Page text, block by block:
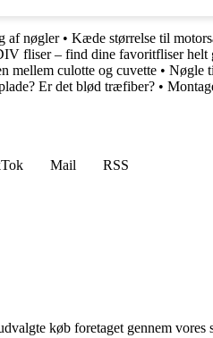
af nøgler• Kæde størrelse til
fliser – find dine favoritfliser helt
mellem culotte og cuvette • Nøgle
Er det blød træfiber? •
Mail
RSS
køb foretaget gennem vores